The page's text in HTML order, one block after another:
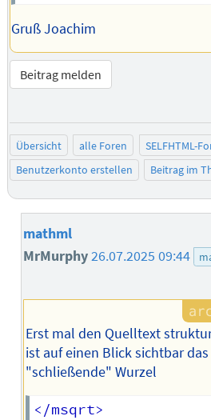
Gruß Joachim
Beitrag melden
Übersicht alle Foren SELFHTML-
Benutzerkonto erstellen
Beitrag im
mathml
MrMurphy26.07.2025 09:44
Erst mal den Quelltext
ist auf einen Blick sichtbar
"schließende" Wurzel